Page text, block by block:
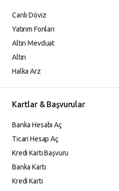
Canlı Döviz
Yatırım Fonları
Altın Mevduat
Altın
Halka Arz
Kartlar & Başvurular
Banka Hesabı Aç
Ticari Hesap Aç
Kredi Kartı Başvuru
Banka Kartı
Kredi Kartı